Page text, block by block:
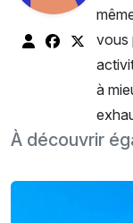
vous
à
À découvrir